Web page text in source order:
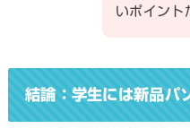
いポイント
結論：学生には新品パ